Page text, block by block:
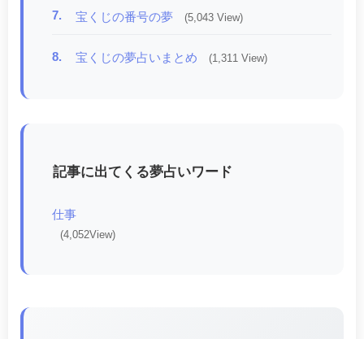
7. 宝くじの番号の夢 (5,043 View)
8. 宝くじの夢占いまとめ (1,311 View)
記事に出てくる夢占いワード
仕事
(4,052View)